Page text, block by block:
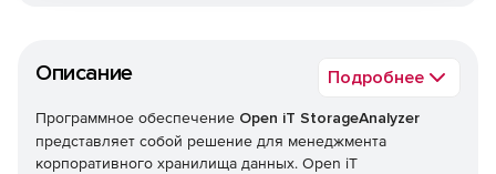
Описание Подробнее
Программное обеспечение Open iT StorageAnalyzer
представляет собой решение для менеджмента
корпоративного хранилища данных. Open iT